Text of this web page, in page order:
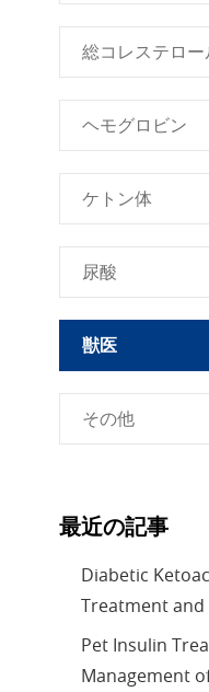
総コレステロー
ヘモグロビン
ケトン体
尿酸
獣医
その他
最近の記事
Diabetic
Treatment
Pet Insulin
Management